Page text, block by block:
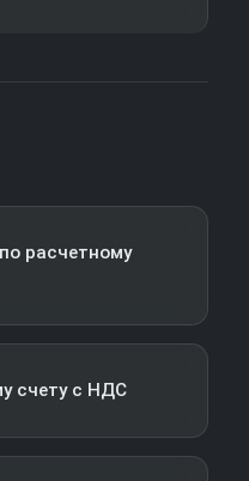
расчетному
счету с НДС